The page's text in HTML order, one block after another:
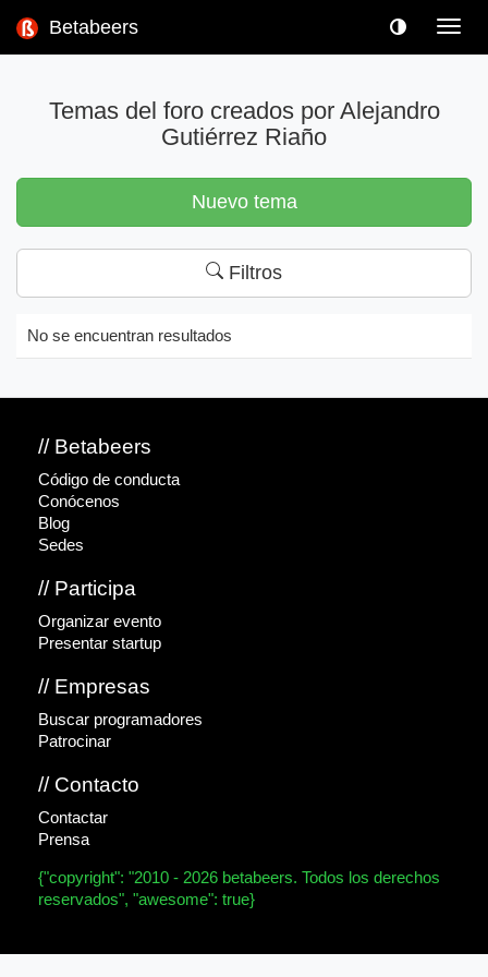
Betabeers
Temas del foro creados por Alejandro
Gutiérrez Riaño
Nuevo tema
Filtros
No se encuentran resultados
// Betabeers
Código de conducta
Conócenos
Blog
Sedes
// Participa
Organizar evento
Presentar startup
// Empresas
Buscar programadores
Patrocinar
// Contacto
Contactar
Prensa
{"copyright": "2010 - 2026 betabeers. Todos los derechos
reservados", "awesome": true}